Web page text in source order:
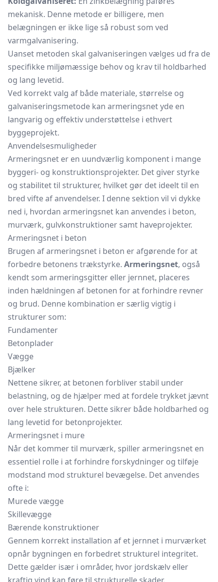
mekanisk. Denne metode er billigere, men
belægningen er ikke lige så robust som ved
varmgalvanisering.
Uanset metoden skal galvaniseringen vælges ud fra de
specifikke miljømæssige behov og krav til holdbarhed
og lang levetid.
Ved korrekt valg af både materiale, størrelse og
galvaniseringsmetode kan armeringsnet yde en
langvarig og effektiv understøttelse i ethvert
byggeprojekt.
Anvendelsesmuligheder
Armeringsnet er en uundværlig komponent i mange
byggeri- og konstruktionsprojekter. Det giver styrke
og stabilitet til strukturer, hvilket gør det ideelt til en
bred vifte af anvendelser. I denne sektion vil vi dykke
ned i, hvordan armeringsnet kan anvendes i beton,
murværk, gulvkonstruktioner samt haveprojekter.
Armeringsnet i beton
Brugen af armeringsnet i beton er afgørende for at
forbedre betonens trækstyrke. Armeringsnet, også
kendt som armeringsgitter eller jernnet, placeres
inden hældningen af betonen for at forhindre revner
og brud. Denne kombination er særlig vigtig i
strukturer som:
Fundamenter
Betonplader
Vægge
Bjælker
Nettene sikrer, at betonen forbliver stabil under
belastning, og de hjælper med at fordele trykket jævnt
over hele strukturen. Dette sikrer både holdbarhed og
lang levetid for betonprojekter.
Armeringsnet i mure
Når det kommer til murværk, spiller armeringsnet en
essentiel rolle i at forhindre forskydninger og tilføje
modstand mod strukturel bevægelse. Det anvendes
ofte i:
Murede vægge
Skillevægge
Bærende konstruktioner
Gennem korrekt installation af et jernnet i murværket
opnår bygningen en forbedret strukturel integritet.
Dette gælder især i områder, hvor jordskælv eller